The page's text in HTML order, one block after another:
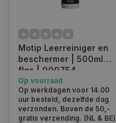
Motip Leerreiniger en
beschermer | 500ml
fles | 000754
Op voorraad
Op werkdagen voor 14.00
uur besteld, dezelfde dag
verzonden. Boven de 50,-
gratis verzending. (NL & BE)